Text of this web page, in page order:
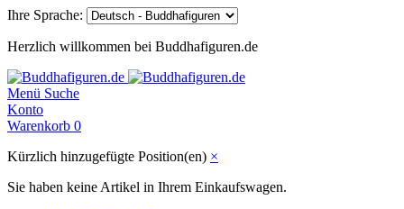
Ihre Sprache:
Herzlich willkommen bei Buddhafiguren.de
Menü Suche
Konto
Warenkorb 0
Kürzlich hinzugefügte Position(en) ×
Sie haben keine Artikel in Ihrem Einkaufswagen.